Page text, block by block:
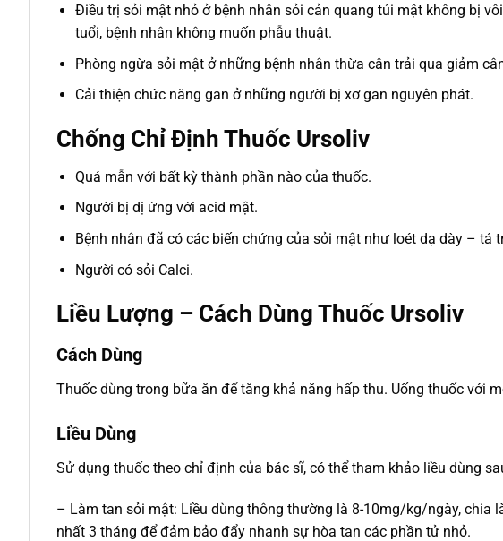
Điều trị sỏi mật nhỏ ở bệnh nhân sỏi cản quang túi mật không bị
tuổi, bệnh nhân không muốn phẫu thuật.
Phòng ngừa sỏi mật ở những bệnh nhân thừa cân trải qua giảm
Cải thiện chức năng gan ở những người bị xơ gan nguyên phát.
Chống Chỉ Định Thuốc Ursoliv
Quá mẫn với bất kỳ thành phần nào của thuốc.
Người bị dị ứng với acid mật.
Bệnh nhân đã có các biến chứng của sỏi mật như loét dạ dày – tá
Người có sỏi Calci.
Liều Lượng – Cách Dùng Thuốc Ursoliv
Cách Dùng
Thuốc dùng trong bữa ăn để tăng khả năng hấp thu. Uống thuốc với
Liều Dùng
Sử dụng thuốc theo chỉ định của bác sĩ, có thể tham khảo liều dùng
– Làm tan sỏi mật: Liều dùng thông thường là 8-10mg/kg/ngày, chia
nhất 3 tháng để đảm bảo đẩy nhanh sự hòa tan các phần tử nhỏ.